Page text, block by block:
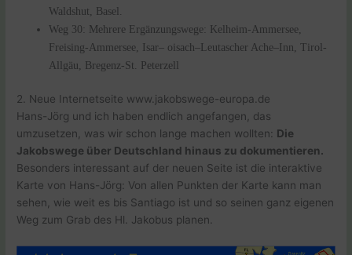
Waldshut, Basel.
Weg 30: Mehrere Ergänzungswege: Kelheim-Ammersee,
Freising-Ammersee,
Isar– oisach–Leutascher Ache–Inn, Tirol-
Allgäu, Bregenz-St. Peterzell
2. Neue Internetseite www.jakobswege-europa.de
Hans-Jörg und ich haben endlich angefangen, das
umzusetzen, was wir schon lange machen wollten: Die
Jakobswege über Deutschland hinaus zu dokumentieren.
Besonders interessant auf der neuen Seite ist die interaktive
Karte von Hans-Jörg: Von allen Punkten der Karte kann man
sehen, wie weit es bis Santiago ist und so seinen ganz eigenen
Weg zum Grab des Hl. Jakobus planen.